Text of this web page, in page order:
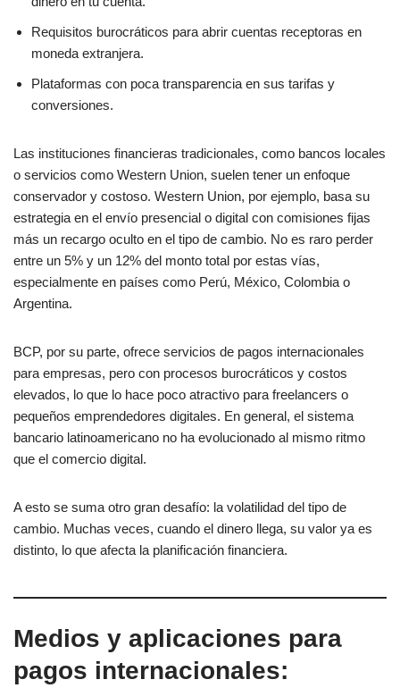
Requisitos burocráticos para abrir cuentas receptoras en
moneda extranjera.
Plataformas con poca transparencia en sus tarifas y
conversiones.
Las instituciones financieras tradicionales, como bancos locales
o servicios como Western Union, suelen tener un enfoque
conservador y costoso. Western Union, por ejemplo, basa su
estrategia en el envío presencial o digital con comisiones fijas
más un recargo oculto en el tipo de cambio. No es raro perder
entre un 5% y un 12% del monto total por estas vías,
especialmente en países como Perú, México, Colombia o
Argentina.
BCP, por su parte, ofrece servicios de pagos internacionales
para empresas, pero con procesos burocráticos y costos
elevados, lo que lo hace poco atractivo para freelancers o
pequeños emprendedores digitales. En general, el sistema
bancario latinoamericano no ha evolucionado al mismo ritmo
que el comercio digital.
A esto se suma otro gran desafío: la volatilidad del tipo de
cambio. Muchas veces, cuando el dinero llega, su valor ya es
distinto, lo que afecta la planificación financiera.
Medios y aplicaciones para
pagos internacionales: